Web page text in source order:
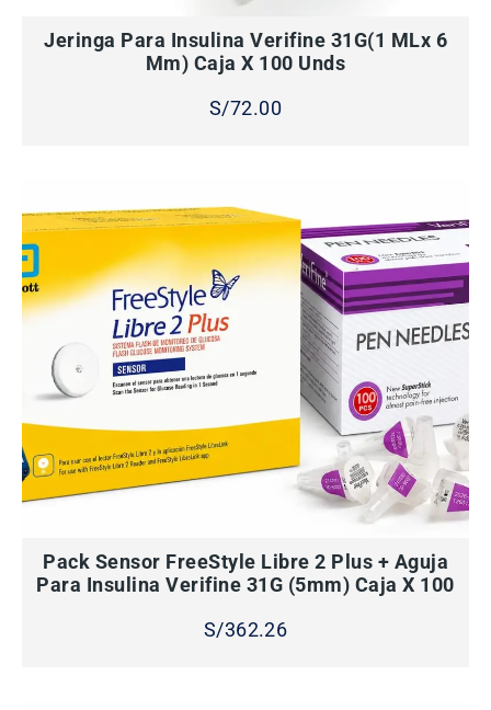
Jeringa Para Insulina Verifine 31G(1 MLx 6
Mm) Caja X 100 Unds
S/72.00
AÑADIR AL CARRITO
Pack Sensor FreeStyle Libre 2 Plus + Aguja
Para Insulina Verifine 31G (5mm) Caja X 100
S/362.26